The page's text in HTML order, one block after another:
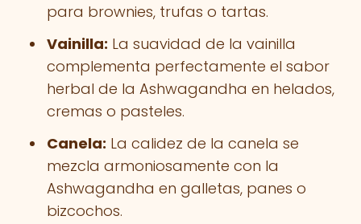
para brownies, trufas o tartas.
Vainilla: La suavidad de la vainilla
complementa perfectamente el sabor
herbal de la Ashwagandha en helados,
cremas o pasteles.
Canela: La calidez de la canela se
mezcla armoniosamente con la
Ashwagandha en galletas, panes o
bizcochos.